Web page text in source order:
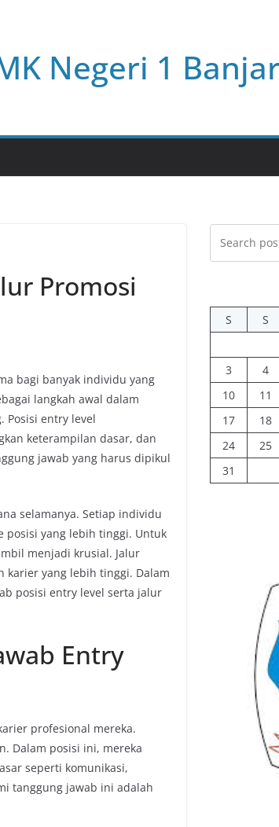
Negeri 1 Banjar
Promosi
bagi banyak individu yang
langkah awal dalam
Posisi entry level
keterampilan dasar, dan
jawab yang harus dipikul
selamanya. Setiap individu
posisi yang lebih tinggi. Untuk
menjadi krusial. Jalur
karier yang lebih tinggi. Dalam
posisi entry level serta jalur
Entry
profesional mereka.
Dalam posisi ini, mereka
seperti komunikasi,
tanggung jawab ini adalah
S
S
3
4
10
11
17
18
24
25
31